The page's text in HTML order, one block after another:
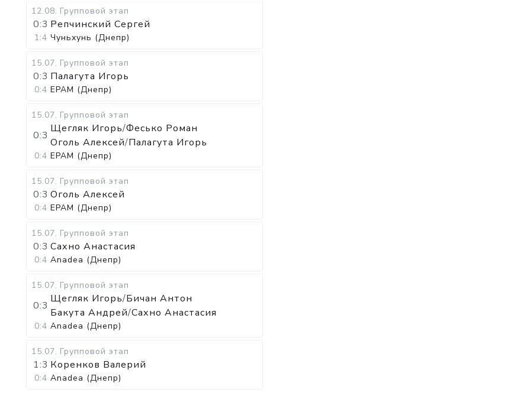
12.08. Групповой этап
0:3 Репчинский Сергей
1:4 Чуньхунь (Днепр)
15.07. Групповой этап
0:3 Палагута Игорь
0:4 EPAM (Днепр)
15.07. Групповой этап
0:3
Щегляк Игорь/Фесько Роман
Оголь Алексей/Палагута Игорь
0:4 EPAM (Днепр)
15.07. Групповой этап
0:3 Оголь Алексей
0:4 EPAM (Днепр)
15.07. Групповой этап
0:3 Сахно Анастасия
0:4 Anadea (Днепр)
15.07. Групповой этап
0:3
Щегляк Игорь/Бичан Антон
Бакута Андрей/Сахно Анастасия
0:4 Anadea (Днепр)
15.07. Групповой этап
1:3 Коренков Валерий
0:4 Anadea (Днепр)